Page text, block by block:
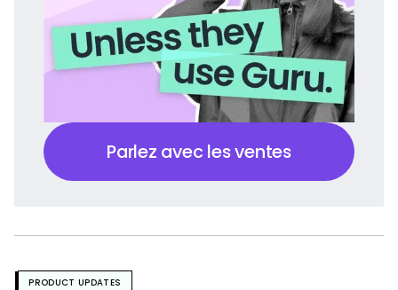
Parlez avec les ventes
PRODUCT UPDATES